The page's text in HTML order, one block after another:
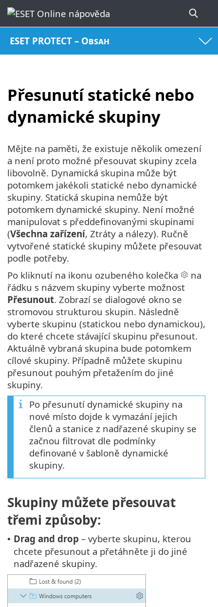
ESET PROTECT – Obsah
Přesunutí statické nebo
dynamické skupiny
Mějte na paměti, že existuje několik omezení
a není proto možné přesouvat skupiny zcela
libovolně. Dynamická skupina může být
potomkem jakékoli statické nebo dynamické
skupiny. Statická skupina nemůže být
potomkem dynamické skupiny. Není možné
manipulovat s předdefinovanými skupinami
(Všechna zařízení, Ztráty a nálezy). Ručně
vytvořené statické skupiny můžete přesouvat
podle potřeby.
Po kliknutí na ikonu ozubeného kolečka
na
řádku s názvem skupiny vyberte možnost
Přesunout. Zobrazí se dialogové okno se
stromovou strukturou skupin. Následně
vyberte skupinu (statickou nebo dynamickou),
do které chcete stávající skupinu přesunout.
Aktuálně vybraná skupina bude potomkem
cílové skupiny. Případně můžete skupinu
přesunout pouhým přetažením do jiné
skupiny.
Po přesunutí dynamické skupiny na
nové místo dojde k vymazání jejich
členů a stanice z nadřazené skupiny se
začnou filtrovat dle podmínky
definované v šabloně dynamické
skupiny.
Skupiny můžete přesouvat
třemi způsoby:
• Drag and drop – vyberte skupinu, kterou
chcete přesunout a přetáhněte ji do jiné
nadřazené skupiny.